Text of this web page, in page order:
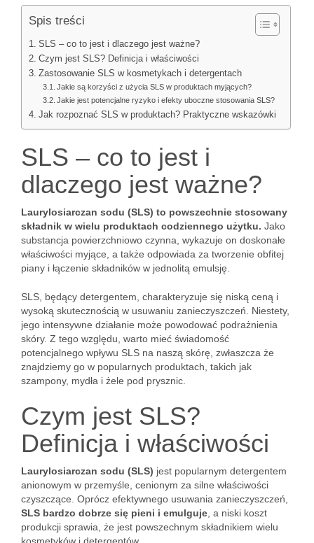
Spis treści
SLS – co to jest i dlaczego jest ważne?
Czym jest SLS? Definicja i właściwości
Zastosowanie SLS w kosmetykach i detergentach
Jakie są korzyści z użycia SLS w produktach myjących?
Jakie jest potencjalne ryzyko i efekty uboczne stosowania SLS?
Jak rozpoznać SLS w produktach? Praktyczne wskazówki
SLS – co to jest i
dlaczego jest ważne?
Laurylosiarczan sodu (SLS) to powszechnie stosowany
składnik w wielu produktach codziennego użytku. Jako
substancja powierzchniowo czynna, wykazuje on doskonałe
właściwości myjące, a także odpowiada za tworzenie obfitej
piany i łączenie składników w jednolitą emulsję.
SLS, będący detergentem, charakteryzuje się niską ceną i
wysoką skutecznością w usuwaniu zanieczyszczeń. Niestety,
jego intensywne działanie może powodować podrażnienia
skóry. Z tego względu, warto mieć świadomość
potencjalnego wpływu SLS na naszą skórę, zwłaszcza że
znajdziemy go w popularnych produktach, takich jak
szampony, mydła i żele pod prysznic.
Czym jest SLS?
Definicja i właściwości
Laurylosiarczan sodu (SLS) jest popularnym detergentem
anionowym w przemyśle, cenionym za silne właściwości
czyszczące. Oprócz efektywnego usuwania zanieczyszczeń,
SLS bardzo dobrze się pieni i emulguje , a niski koszt
produkcji sprawia, że jest powszechnym składnikiem wielu